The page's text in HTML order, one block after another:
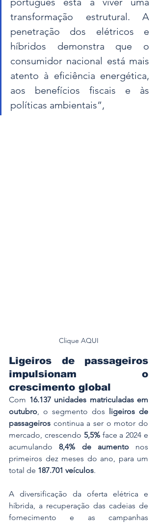
transformação estrutural. A
penetração dos elétricos e
híbridos demonstra que o
consumidor nacional está mais
atento à eficiência energética,
aos benefícios fiscais e às
políticas ambientais”,
Clique AQUI
Ligeiros de passageiros
impulsionam o
crescimento global
Com 16.137 unidades matriculadas em
outubro, o segmento dos
ligeiros de
passageiros continua a ser o motor do
mercado, crescendo 5,5% face a 2024 e
acumulando 8,4% de aumento nos
primeiros dez meses do ano, para um
total de 187.701 veículos.
A diversificação da oferta elétrica e
híbrida, a recuperação das cadeias de
fornecimento e as campanhas